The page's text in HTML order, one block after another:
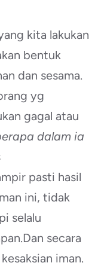
kita lakukan
bentuk
dan sesama.
yg
gagal atau
dalam ia
pasti hasil
ini, tidak
selalu
secara
iman.